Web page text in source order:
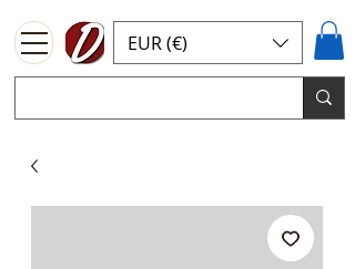
EUR (€)